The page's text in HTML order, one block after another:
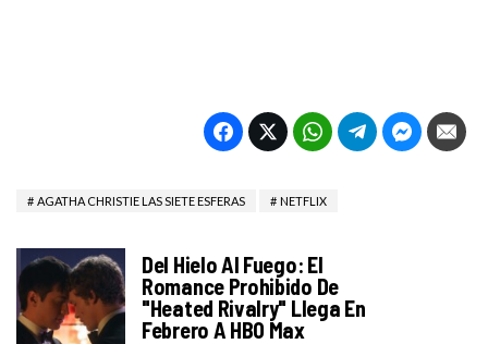
AGATHA CHRISTIE LAS SIETE ESFERAS NETFLIX
Del Hielo Al Fuego: El
Romance Prohibido De
"Heated Rivalry" Llega En
Febrero A HBO Max